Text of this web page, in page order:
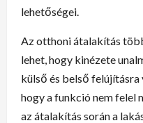
lehetőségei.
Az otthoni átalakítás
lehet, hogy kinézete
külső és belső felújításra
hogy a funkció nem felel
az átalakítás során a